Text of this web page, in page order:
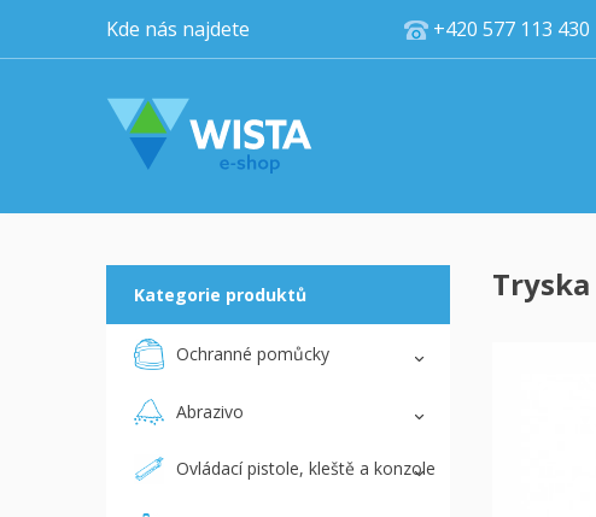
Kde nás najdete +420 577
Kategorie produktů
Ochranné pomůcky
Abrazivo
Ovládací pistole, kleště a konzole
Tryska